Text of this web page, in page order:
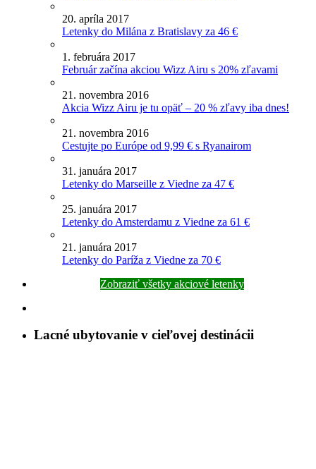
20. apríla 2017
Letenky do Milána z Bratislavy za 46 €
1. februára 2017
Február začína akciou Wizz Airu s 20% zľavami
21. novembra 2016
Akcia Wizz Airu je tu opäť – 20 % zľavy iba dnes!
21. novembra 2016
Cestujte po Európe od 9,99 € s Ryanairom
31. januára 2017
Letenky do Marseille z Viedne za 47 €
25. januára 2017
Letenky do Amsterdamu z Viedne za 61 €
21. januára 2017
Letenky do Paríža z Viedne za 70 €
Zobraziť všetky akciové letenky
Lacné ubytovanie v cieľovej destinácii